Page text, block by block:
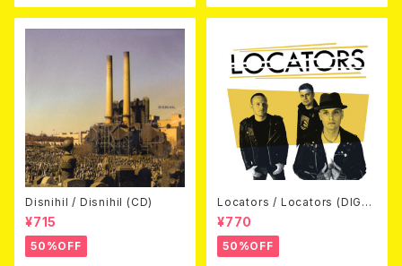
Disnihil / Disnihil (CD)
¥715
50%OFF
Locators / Locators (DIGPA
CK CD)
¥770
50%OFF